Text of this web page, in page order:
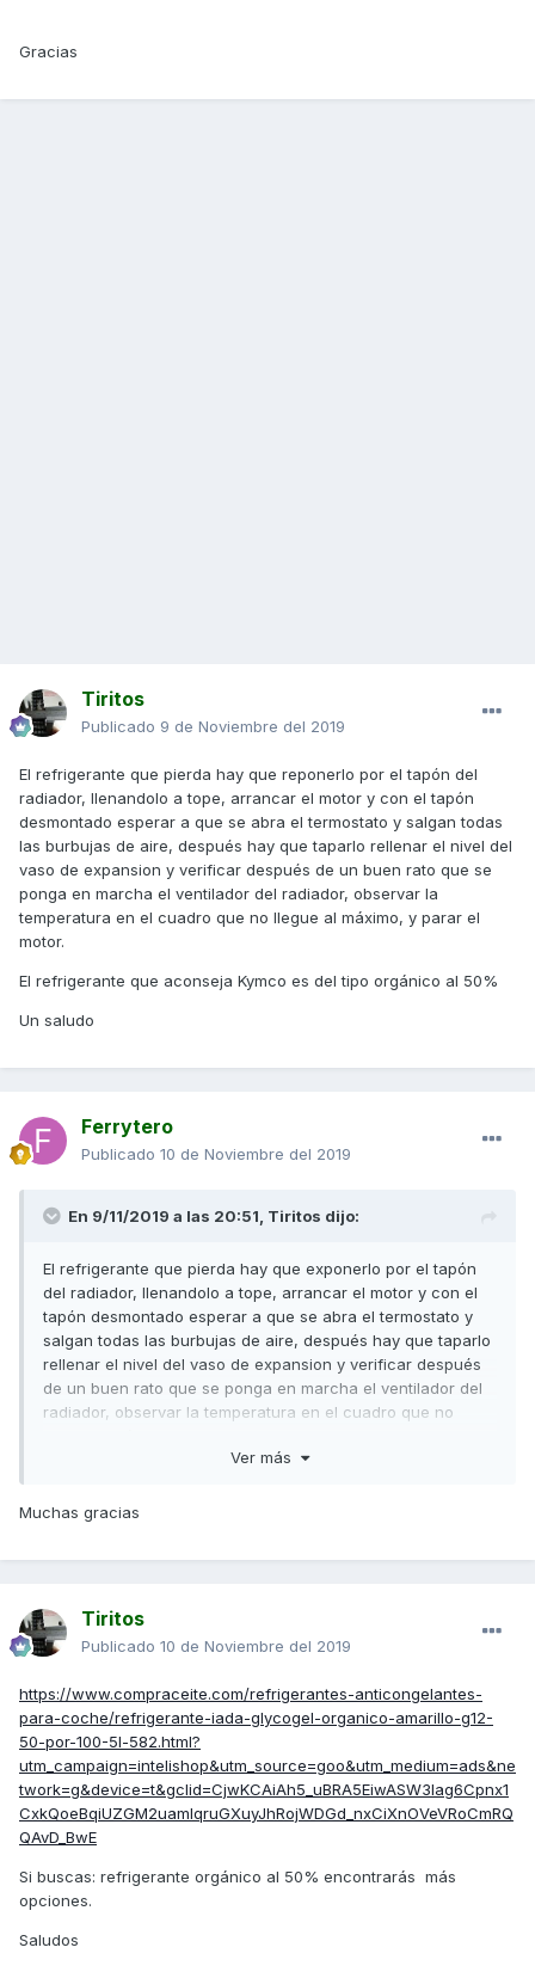
Gracias
Tiritos
Publicado 9 de Noviembre del 2019
El refrigerante que pierda hay que reponerlo por el tapón del
radiador, llenandolo a tope, arrancar el motor y con el tapón
desmontado esperar a que se abra el termostato y salgan todas
las burbujas de aire, después hay que taparlo rellenar el nivel del
vaso de expansion y verificar después de un buen rato que se
ponga en marcha el ventilador del radiador, observar la
temperatura en el cuadro que no llegue al máximo, y parar el
motor.
El refrigerante que aconseja Kymco es del tipo orgánico al 50%
Un saludo
Ferrytero
Publicado 10 de Noviembre del 2019
En 9/11/2019 a las 20:51, Tiritos dijo:
El refrigerante que pierda hay que exponerlo por el tapón
del radiador, llenandolo a tope, arrancar el motor y con el
tapón desmontado esperar a que se abra el termostato y
salgan todas las burbujas de aire, después hay que taparlo
rellenar el nivel del vaso de expansion y verificar después
de un buen rato que se ponga en marcha el ventilador del
radiador, observar la temperatura en el cuadro que no
Ver más
Muchas gracias
Tiritos
Publicado 10 de Noviembre del 2019
https://www.compraceite.com/refrigerantes-anticongelantes-
para-coche/refrigerante-iada-glycogel-organico-amarillo-g12-
50-por-100-5l-582.html?
utm_campaign=intelishop&utm_source=goo&utm_medium=ads&ne
twork=g&device=t&gclid=CjwKCAiAh5_uBRA5EiwASW3Iag6Cpnx1
CxkQoeBqiUZGM2uamIqruGXuyJhRojWDGd_nxCiXnOVeVRoCmRQ
QAvD_BwE
Si buscas: refrigerante orgánico al 50% encontrarás más
opciones.
Saludos